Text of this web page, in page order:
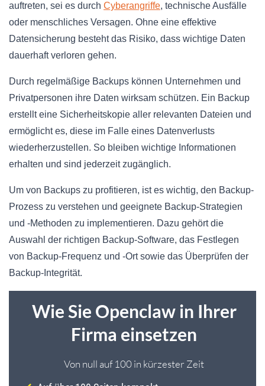
auftreten, sei es durch Cyberangriffe, technische Ausfälle
oder menschliches Versagen. Ohne eine effektive
Datensicherung besteht das Risiko, dass wichtige Daten
dauerhaft verloren gehen.
Durch regelmäßige Backups können Unternehmen und
Privatpersonen ihre Daten wirksam schützen. Ein Backup
erstellt eine Sicherheitskopie aller relevanten Dateien und
ermöglicht es, diese im Falle eines Datenverlusts
wiederherzustellen. So bleiben wichtige Informationen
erhalten und sind jederzeit zugänglich.
Um von Backups zu profitieren, ist es wichtig, den Backup-
Prozess zu verstehen und geeignete Backup-Strategien
und -Methoden zu implementieren. Dazu gehört die
Auswahl der richtigen Backup-Software, das Festlegen
von Backup-Frequenz und -Ort sowie das Überprüfen der
Backup-Integrität.